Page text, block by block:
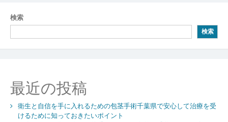
ビ
ゲ
ー
ョ
ン
検索
検索
最近の投稿
衛生と自信を手に入れるための包茎手術千葉県で安心して治療を受
けるために知っておきたいポイント